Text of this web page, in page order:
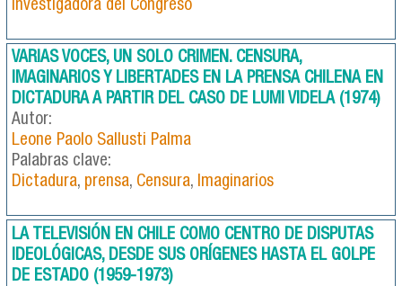
Investigadora del Congreso
VARIAS VOCES, UN SOLO CRIMEN. CENSURA,
IMAGINARIOS Y LIBERTADES EN LA PRENSA CHILENA EN
DICTADURA A PARTIR DEL CASO DE LUMI VIDELA (1974)
Autor:
Leone Paolo Sallusti Palma
Palabras clave:
Dictadura, prensa, Censura, Imaginarios
LA TELEVISIÓN EN CHILE COMO CENTRO DE DISPUTAS
IDEOLÓGICAS, DESDE SUS ORÍGENES HASTA EL GOLPE
DE ESTADO (1959-1973)